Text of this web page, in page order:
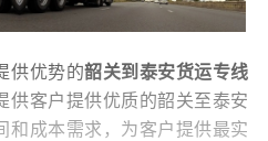
供优势的韶关到泰安货运专线
供客户提供优质的韶关至泰安
和成本需求，为客户提供最实